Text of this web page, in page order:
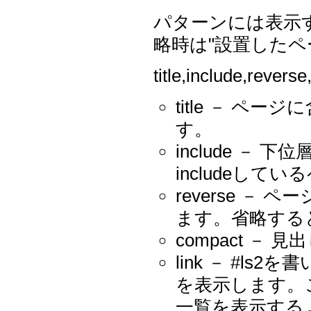
パターンには表示
略時は"設置した
title － ページ
す。
include － 下位
includeしてい
reverse － ペー
ます。省略す
compact － 見
link － #ls2を書
を表示します
一覧を表示す